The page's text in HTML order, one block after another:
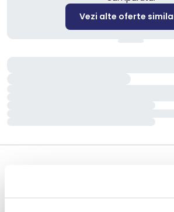
Vezi alte oferte